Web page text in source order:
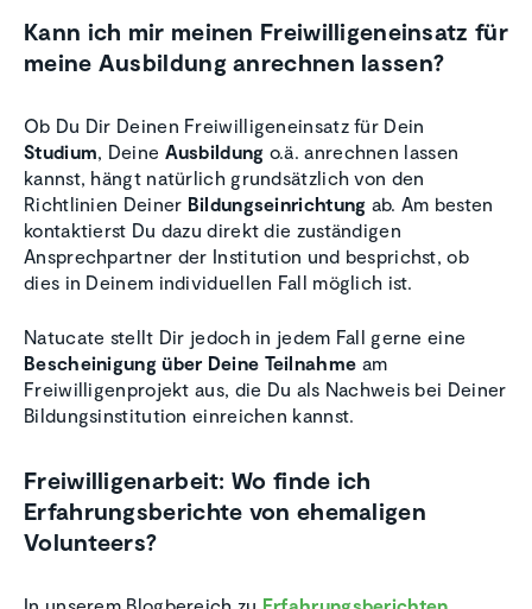
Kann ich mir meinen Freiwilligeneinsatz für
meine Ausbildung anrechnen lassen?
Ob Du Dir Deinen Freiwilligeneinsatz für Dein
Studium, Deine Ausbildung o.ä. anrechnen lassen
kannst, hängt natürlich grundsätzlich von den
Richtlinien Deiner Bildungseinrichtung ab. Am besten
kontaktierst Du dazu direkt die zuständigen
Ansprechpartner der Institution und besprichst, ob
dies in Deinem individuellen Fall möglich ist.
Natucate stellt Dir jedoch in jedem Fall gerne eine
Bescheinigung über Deine Teilnahme am
Freiwilligenprojekt aus, die Du als Nachweis bei Deiner
Bildungsinstitution einreichen kannst.
Freiwilligenarbeit: Wo finde ich
Erfahrungsberichte von ehemaligen
Volunteers?